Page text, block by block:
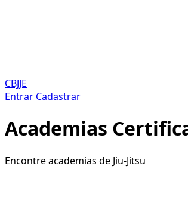
CBJJE
Entrar Cadastrar
Academias
Encontre academias de Jiu-Jitsu